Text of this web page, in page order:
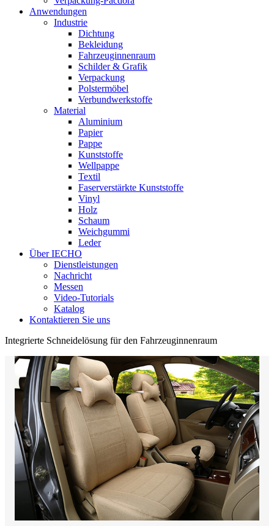
Anwendungen
Industrie
Dichtung
Bekleidung
Fahrzeuginnenraum
Schilder & Grafik
Verpackung
Polstermöbel
Verbundwerkstoffe
Material
Aluminium
Papier
Pappe
Kunststoffe
Wellpappe
Textil
Faserverstärkte Kunststoffe
Vinyl
Holz
Schaum
Weichgummi
Leder
Über IECHO
Dienstleistungen
Nachricht
Messen
Video-Tutorials
Katalog
Kontaktieren Sie uns
Integrierte Schneidelösung für den Fahrzeuginnenraum